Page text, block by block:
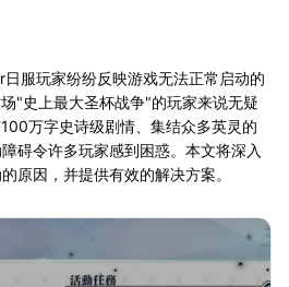
服玩家纷纷反映游戏无法正常启动的
"史上最大圣杯战争"的玩家来说无疑
万字史诗级剧情、集结众多英灵的
碍令许多玩家感到困惑。本文将深入
原因，并提供有效的解决方案。